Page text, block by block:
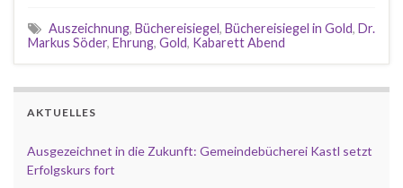
Auszeichnung, Büchereisiegel, Büchereisiegel in Gold, Dr.
Markus Söder, Ehrung, Gold, Kabarett Abend
AKTUELLES
Ausgezeichnet in die Zukunft: Gemeindebücherei Kastl setzt
Erfolgskurs fort